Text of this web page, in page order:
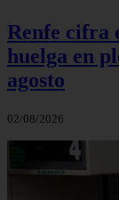
Renfe cifra
huelga en
agosto
02/08/2026